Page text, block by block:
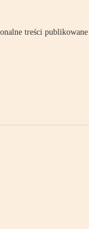
treści publikowane